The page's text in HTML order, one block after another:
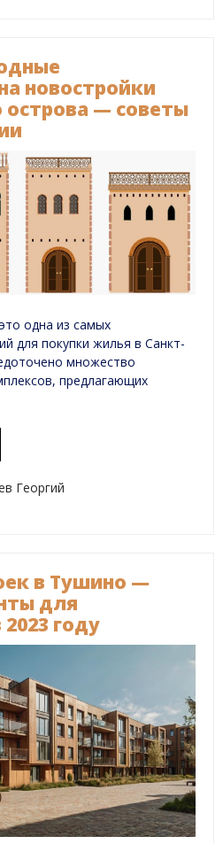
новостройки
острова — советы
одна из самых
для покупки жилья в Санкт-
множество
предлагающих
Георгий
в Тушино —
для
году